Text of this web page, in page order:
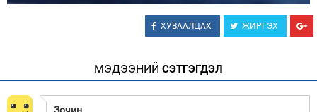
ХУВААЛЦАХ ЖИРГЭХ
МЭДЭЭНИЙ СЭТГЭГДЭЛ